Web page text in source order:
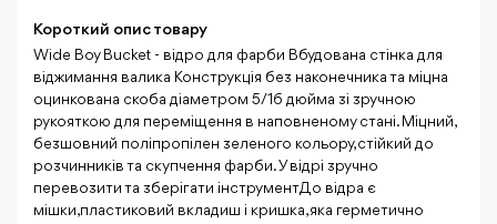
Короткий опис товару
Wide Boy Bucket - відро для фарби Вбудована стінка для
віджимання валика Конструкція без наконечника та міцна
оцинкована скоба діаметром 5/16 дюйма зі зручною
рукояткою для переміщення в наповненому стані. Міцний,
безшовний поліпропілен зеленого кольору, стійкий до
розчинників та скупчення фарби. У відрі зручно
перевозити та зберігати інструмент До відра є
мішки,пластиковий вкладиш і кришка, яка герметично